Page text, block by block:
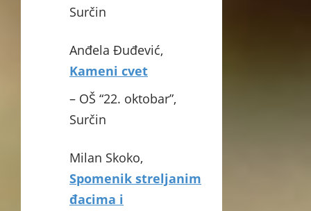
Surčin
Anđela Đuđević,
Kameni cvet
– OŠ “22. oktobar”,
Surčin
Milan Skoko,
Spomenik streljanim
đacima i